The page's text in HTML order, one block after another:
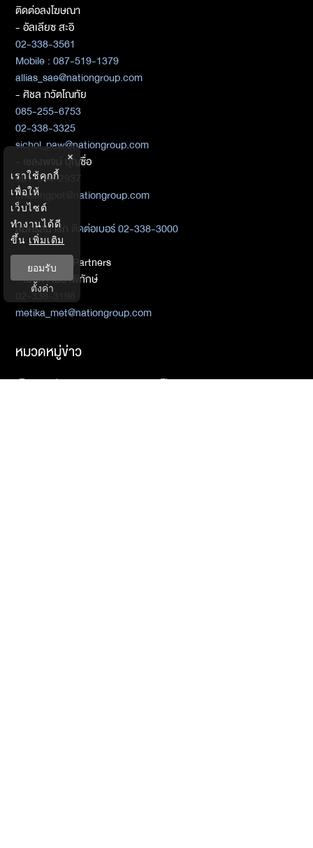
ติดต่อลงโฆษณา
- อัลเลียซ สะอิ
02-338-3561
Mobile : 087-519-1379
allias_sae@nationgroup.com
- ศิชล ภวัตโณทัย
085-255-6753
02-338-3325
sichol_paw@nationgroup.com
- เชลงพจน์ บุญซื่อ
081-934-2937
chalengpot@nationgroup.com
สมัครสมาชิก ติดต่อเบอร์ 02-338-3000
ติดต่อ Media Partners
- เมธิกา เมธาพิทักษ์
02-338-3198
metika_met@nationgroup.com
หมวดหมู่ข่าว
Economics
Finance
×
เราใช้คุกกี้
เพื่อให้
เว็บไซต์
ทำงานได้ดี
ขึ้น เพิ่มเติม
ยอมรับ
ตั้งค่า